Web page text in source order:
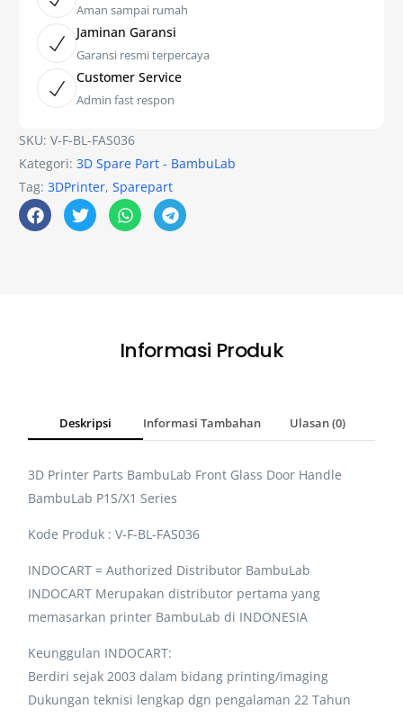
Aman sampai rumah
Jaminan Garansi
Garansi resmi terpercaya
Customer Service
Admin fast respon
SKU:V-F-BL-FAS036
Kategori:3D Spare Part - BambuLab
Tag:3DPrinter,Sparepart
Informasi Produk
Deskripsi Informasi Tambahan Ulasan (0)
3D Printer Parts BambuLab Front Glass Door Handle
BambuLab P1S/X1 Series
Kode Produk : V-F-BL-FAS036
INDOCART = Authorized Distributor BambuLab
INDOCART Merupakan distributor pertama yang
memasarkan printer BambuLab di INDONESIA
Keunggulan INDOCART:
Berdiri sejak 2003 dalam bidang printing/imaging
Dukungan teknisi lengkap dgn pengalaman 22 Tahun